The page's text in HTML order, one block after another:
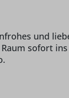
und
sofort